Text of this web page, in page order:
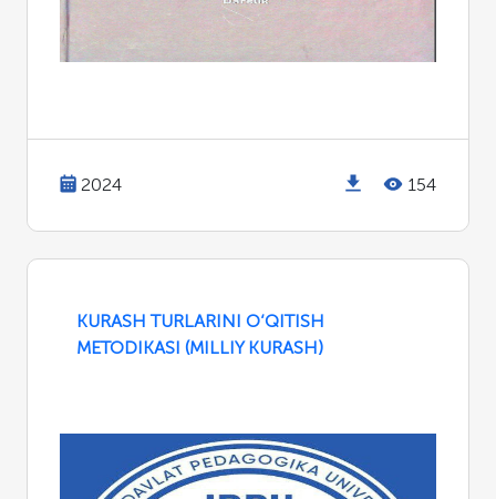
2024 154
KURASH TURLARINI O‘QITISH
METODIKASI (MILLIY KURАSH)